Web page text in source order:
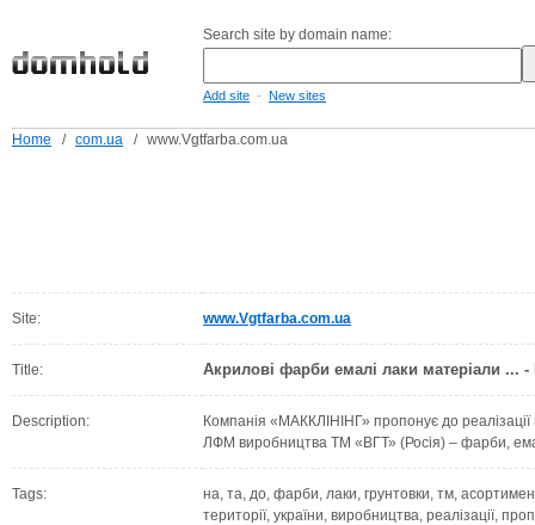
Search site by domain name:
Add site - New sites
Home / com.ua / www.Vgtfarba.com.ua
Site: www.Vgtfarba.com.ua
Title: Акрилові фарби емалі лаки матеріали ... -
Description:
Компанія «МАККЛІНІНГ» пропонує до
ЛФМ виробництва ТМ «ВГТ» (Росія) – фарби,
Tags:
на, та, до, фарби, лаки, грунтовки, тм,
території, україни, виробництва, реалізації,